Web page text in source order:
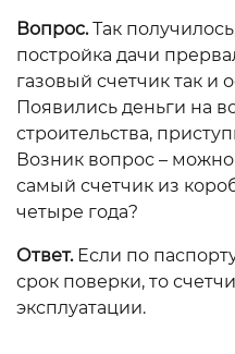
Вопрос.Так
постройка дачи
газовый счетчик так и
Появились деньги на
строительства,
Возник вопрос – можно
самый счетчик из
четыре года?
Ответ.Если по
срок поверки, то
эксплуатации.